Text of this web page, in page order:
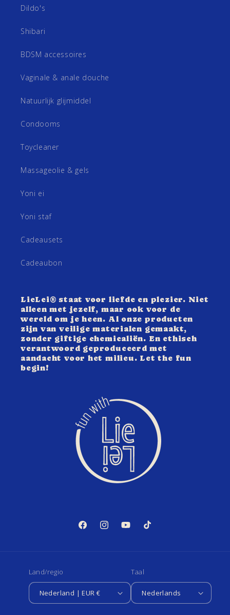
Dildo's
Shibari
BDSM accessoires
Vaginale & anale douche
Natuurlijk glijmiddel
Condooms
Toycleaner
Massageolie & gels
Yoni ei
Yoni staf
Cadeausets
Cadeaubon
LieLei® staat voor liefde en plezier. Niet
alleen met jezelf, maar ook voor de
wereld om je heen. Al onze producten
zijn van veilige materialen gemaakt,
zonder giftige chemicaliën. En ethisch
verantwoord geproduceerd met
aandacht voor het milieu. Let the fun
begin!
FacebookInstagramYouTubeTikTok
Land/regio
Nederland | EUR €
Taal
Nederlands